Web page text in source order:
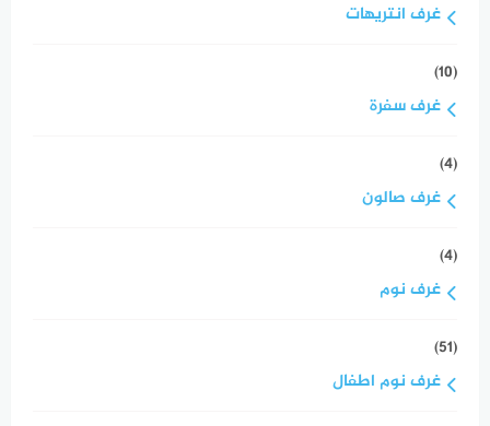
غرف انتريهات
(10)
غرف سفرة
(4)
غرف صالون
(4)
غرف نوم
(51)
غرف نوم اطفال